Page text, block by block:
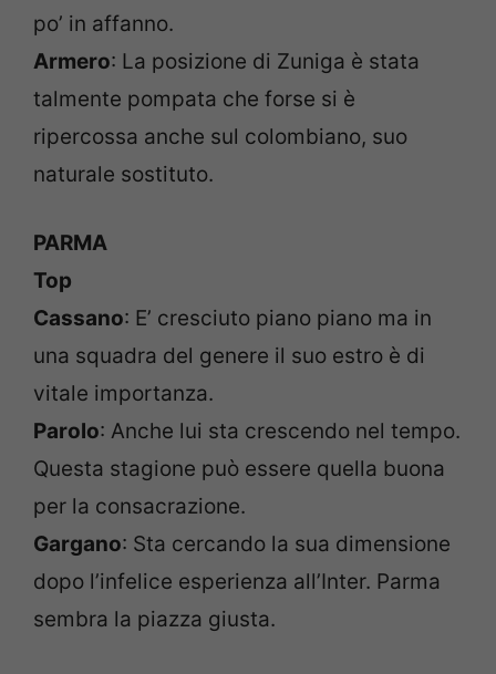
po’ in affanno.
Armero: La posizione di Zuniga è stata
talmente pompata che forse si è
ripercossa anche sul colombiano, suo
naturale sostituto.
PARMA
Top
Cassano: E’ cresciuto piano piano ma in
una squadra del genere il suo estro è di
vitale importanza.
Parolo: Anche lui sta crescendo nel tempo.
Questa stagione può essere quella buona
per la consacrazione.
Gargano: Sta cercando la sua dimensione
dopo l’infelice esperienza all’Inter. Parma
sembra la piazza giusta.